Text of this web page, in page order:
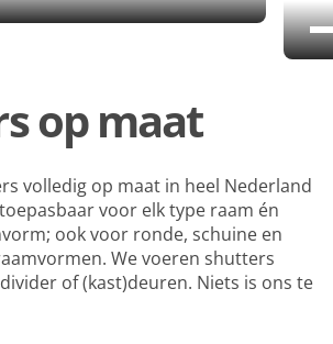
op maat
volledig op maat in heel Nederland
voor elk type raam én
ook voor ronde, schuine en
We voeren shutters
of (kast)deuren. Niets is ons te